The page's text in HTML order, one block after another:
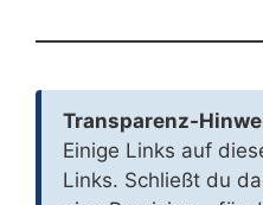
Transparenz-
Einige Links auf
Links. Schließt du